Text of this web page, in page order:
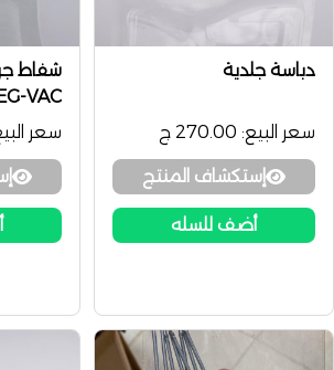
دباسة جلدية
سعر البيع: 270.00 ج
إستكشاف المنتج
أضف للسله
شفاط
VAC
سعر